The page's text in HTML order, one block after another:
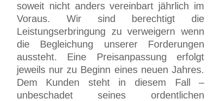
soweit nicht anders vereinbart jährlich im
Voraus. Wir sind berechtigt die
Leistungserbringung zu verweigern wenn
die Begleichung unserer Forderungen
aussteht. Eine Preisanpassung erfolgt
jeweils nur zu Beginn eines neuen Jahres.
Dem Kunden steht in diesem Fall –
unbeschadet seines ordentlichen